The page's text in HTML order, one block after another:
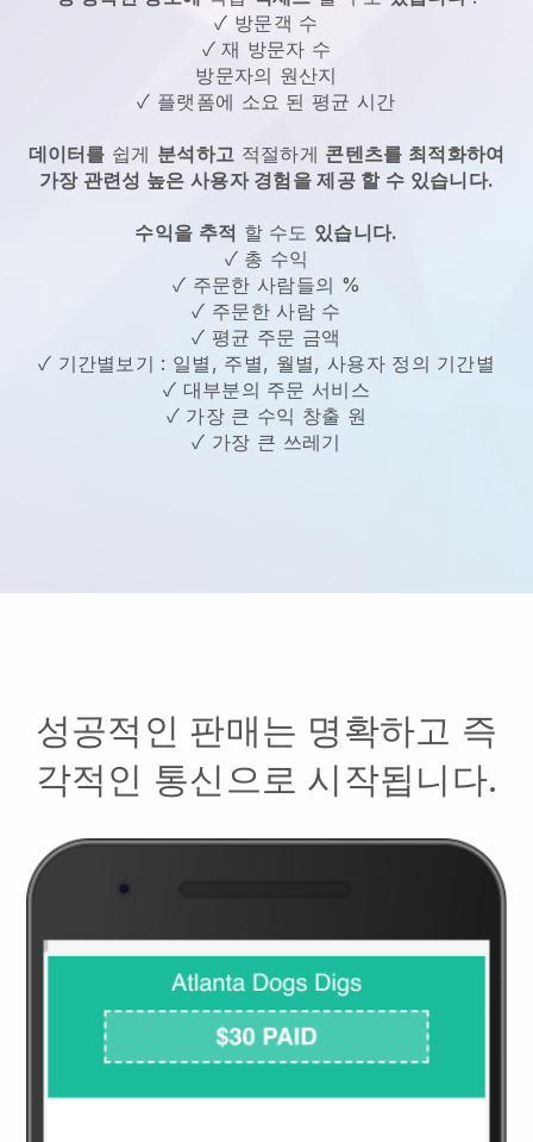
✓ 방문객 수
✓ 재 방문자 수
방문자의 원산지
✓ 플랫폼에 소요 된 평균 시간
데이터를 쉽게 분석하고 적절하게 콘텐츠를 최적화하여
가장 관련성 높은 사용자 경험을 제공 할 수 있습니다.
수익을 추적 할 수도 있습니다.
✓ 총 수익
✓ 주문한 사람들의 %
✓ 주문한 사람 수
✓ 평균 주문 금액
✓ 기간별보기 : 일별, 주별, 월별, 사용자 정의 기간별
✓ 대부분의 주문 서비스
✓ 가장 큰 수익 창출 원
✓ 가장 큰 쓰레기
성공적인 판매는 명확하고 즉
각적인 통신으로 시작됩니다.